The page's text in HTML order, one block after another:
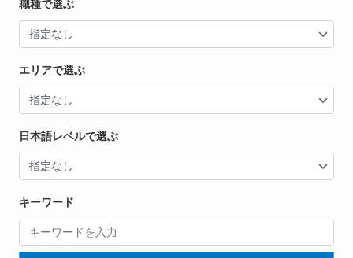
職種で選ぶ
エリアで選ぶ
日本語レベルで選ぶ
キーワード